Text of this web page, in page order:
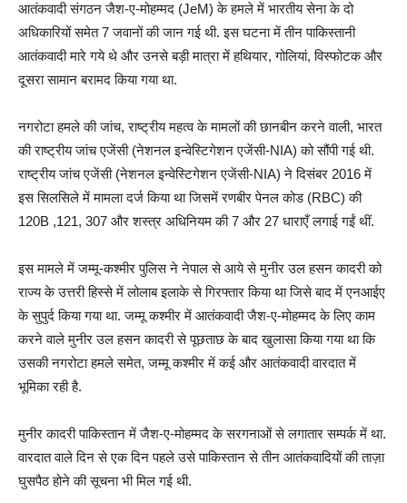
आतंकवादी संगठन जैश-ए-मोहम्मद (JeM) के हमले में भारतीय सेना के दो
अधिकारियों समेत 7 जवानों की जान गई थी. इस घटना में तीन पाकिस्तानी
आतंकवादी मारे गये थे और उनसे बड़ी मात्रा में हथियार, गोलियां, विस्फोटक और
दूसरा सामान बरामद किया गया था.
नगरोटा हमले की जांच, राष्ट्रीय महत्व के मामलों की छानबीन करने वाली, भारत
की राष्ट्रीय जांच एजेंसी (नेशनल इन्वेस्टिगेशन एजेंसी-NIA) को सौंपी गई थी.
राष्ट्रीय जांच एजेंसी (नेशनल इन्वेस्टिगेशन एजेंसी-NIA) ने दिसंबर 2016 में
इस सिलसिले में मामला दर्ज किया था जिसमें रणबीर पेनल कोड (RBC) की
120B ,121, 307 और शस्त्र अधिनियम की 7 और 27 धाराएँ लगाई गईं थीं.
इस मामले में जम्मू-कश्मीर पुलिस ने नेपाल से आये से मुनीर उल हसन कादरी को
राज्य के उत्तरी हिस्से में लोलाब इलाके से गिरफ्तार किया था जिसे बाद में एनआईए
के सुपुर्द किया गया था. जम्मू कश्मीर में आतंकवादी जैश-ए-मोहम्मद के लिए काम
करने वाले मुनीर उल हसन कादरी से पूछताछ के बाद खुलासा किया गया था कि
उसकी नगरोटा हमले समेत, जम्मू कश्मीर में कई और आतंकवादी वारदात में
भूमिका रही है.
मुनीर कादरी पाकिस्तान में जैश-ए-मोहम्मद के सरगनाओं से लगातार सम्पर्क में था.
वारदात वाले दिन से एक दिन पहले उसे पाकिस्तान से तीन आतंकवादियों की ताज़ा
घुसपैठ होने की सूचना भी मिल गई थी.